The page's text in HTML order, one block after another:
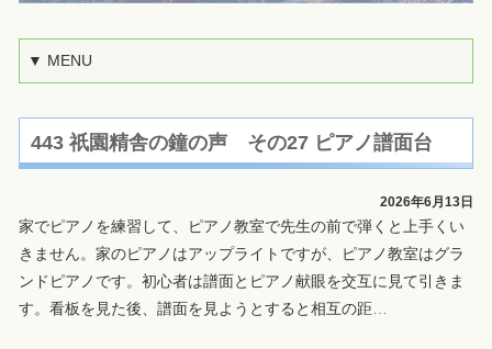
▼ MENU
443 祇園精舎の鐘の声 その27 ピアノ譜面台
2026年6月13日
家でピアノを練習して、ピアノ教室で先生の前で弾くと上手くい
きません。家のピアノはアップライトですが、ピアノ教室はグラ
ンドピアノです。初心者は譜面とピアノ献眼を交互に見て引きま
す。看板を見た後、譜面を見ようとすると相互の距…